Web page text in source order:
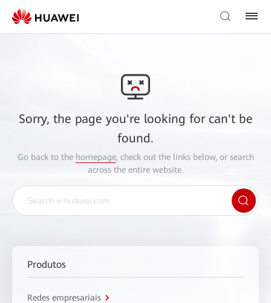
Sorry, the page you're looking for can't be
found.
Go back to the homepage, check out the links below, or search
across the entire website.
Produtos
Redes empresariais